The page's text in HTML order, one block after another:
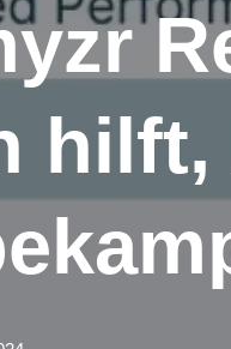
hilft,